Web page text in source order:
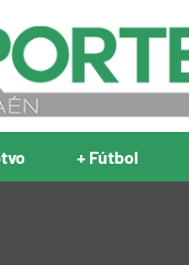
+ Fútbol